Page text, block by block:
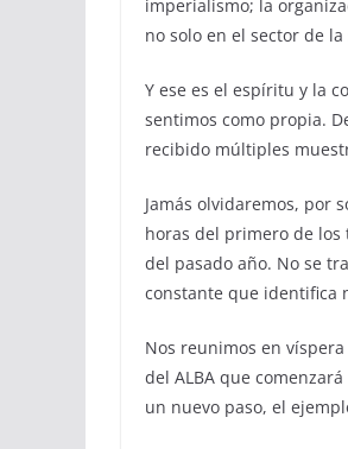
imperialismo; la
no solo en el sector de
Y ese es el espíritu y la
sentimos como propia.
recibido múltiples
Jamás olvidaremos, por
horas del primero de los
del pasado año. No se
constante que identifica
Nos reunimos en
del ALBA que
un nuevo paso, el